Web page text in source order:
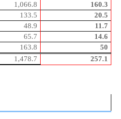
1,066.8
160.3
133.5
20.5
48.9
11.7
65.7
14.6
163.8
50
1,478.7 257.1